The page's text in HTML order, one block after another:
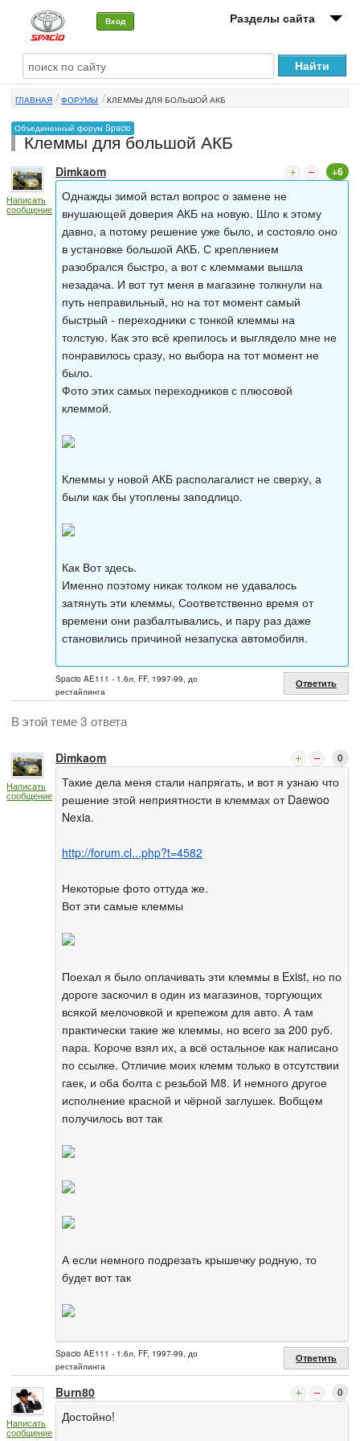
Вход Разделы сайта
О машине
Автоклуб
Форумы
Сервисы и услуги
Новости
ГЛАВНАЯ ФОРУМЫ КЛЕММЫ ДЛЯ БОЛЬШОЙ АКБ
Объединенный форум Spacio
Клеммы для большой АКБ
Написать
сообщение
Dimkaom +6
Однажды зимой встал вопрос о замене не
внушающей доверия АКБ на новую. Шло к этому
давно, а потому решение уже было, и состояло оно
в установке большой АКБ. С креплением
разобрался быстро, а вот с клеммами вышла
незадача. И вот тут меня в магазине толкнули на
путь неправильный, но на тот момент самый
быстрый - переходники с тонкой клеммы на
толстую. Как это всё крепилось и выглядело мне не
понравилось сразу, но выбора на тот момент не
было.
Фото этих самых переходников с плюсовой
клеммой.
Клеммы у новой АКБ располагалист не сверху, а
были как бы утоплены заподлицо.
Как Вот здесь.
Именно поэтому никак толком не удавалось
затянуть эти клеммы, Соответственно время от
времени они разбалтывались, и пару раз даже
становились причиной незапуска автомобиля.
Spacio AE111 - 1.6л, FF, 1997-99, до
рестайлинга
Ответить
В этой теме 3 ответа
Написать
сообщение
Dimkaom 0
Такие дела меня стали напрягать, и вот я узнаю что
решение этой неприятности в клеммах от Daewoo
Nexia.
http://forum.cl...php?t=4582
Некоторые фото оттуда же.
Вот эти самые клеммы
Поехал я было оплачивать эти клеммы в Exist, но по
дороге заскочил в один из магазинов, торгующих
всякой мелочовкой и крепежом для авто. А там
практически такие же клеммы, но всего за 200 руб.
пара. Короче взял их, а всё остальное как написано
по ссылке. Отличие моих клемм только в отсутствии
гаек, и оба болта с резьбой М8. И немного другое
исполнение красной и чёрной заглушек. Вобщем
получилось вот так
А если немного подрезать крышечку родную, то
будет вот так
Spacio AE111 - 1.6л, FF, 1997-99, до
рестайлинга
Ответить
Написать
сообщение
Burn80 0
Достойно!